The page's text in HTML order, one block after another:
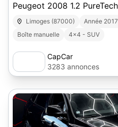
Peugeot 2008 1.2
Limoges (87000) Année 2017
Boîte manuelle
4x4 - SUV
CapCar
3283 annonces